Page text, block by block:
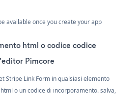
available once you create your app
html o codice codice
Pimcore
Stripe Link Form in qualsiasi elemento
o un codice di incorporamento. salva,